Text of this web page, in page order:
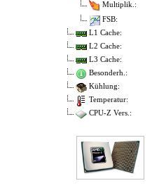
Multiplik.:
FSB:
L1 Cache:
L2 Cache:
L3 Cache:
Besonderh.:
Kühlung:
Temperatur:
CPU-Z Vers.: